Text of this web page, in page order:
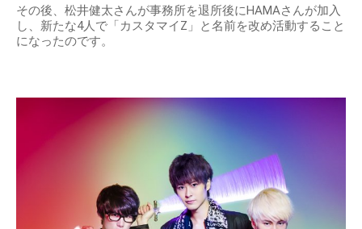
その後、松井健太さんが事務所を退所後にHAMAさんが加入
し、新たな4人で「カスタマイZ」と名前を改め活動すること
になったのです。